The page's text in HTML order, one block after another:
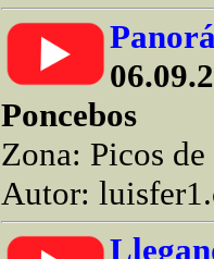
Poncebos
Zona: Picos
Autor: